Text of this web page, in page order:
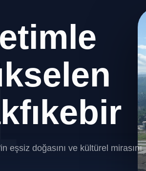
eşsiz doğasını ve kültürel mirasını